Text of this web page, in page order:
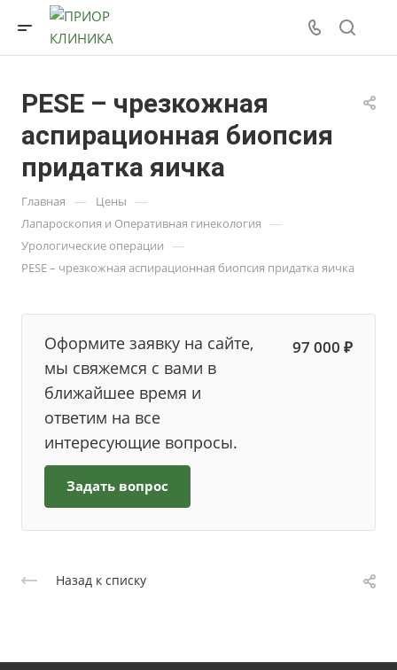
PESE – чрезкожная
аспирационная биопсия
придатка яичка
Главная — Цены —
Лапароскопия и Оперативная гинекология —
Урологические операции —
PESE – чрезкожная аспирационная биопсия придатка яичка
Оформите заявку на сайте,
мы свяжемся с вами в
ближайшее время и
ответим на все
интересующие вопросы.
97 000 ₽
Задать вопрос
Назад к списку